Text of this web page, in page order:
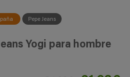
Pepe Jeans
Yogi para hombre